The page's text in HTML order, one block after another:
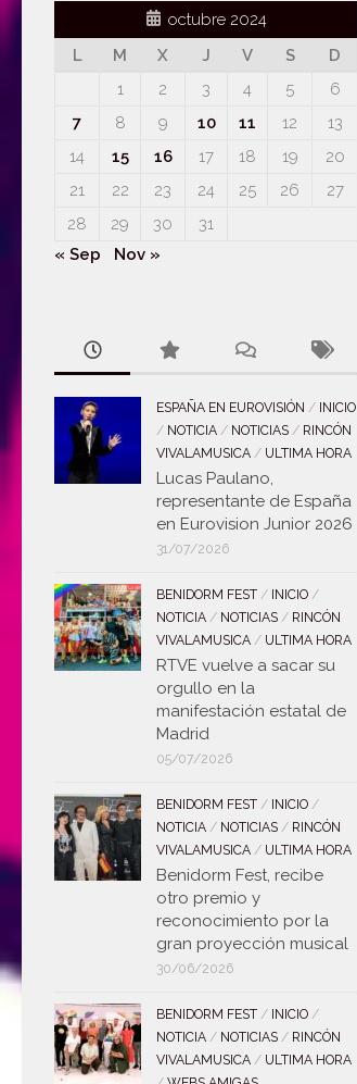
octubre 2024
L
M X J V S
D
1
2 3 4 5
6
7
8 9 10 11 12
13
14
15 16 17 18 19
20
21
22 23 24 25 26
27
28
29 30
31
« Sep
Nov »
ESPAÑA EN EUROVISIÓN / INICIO
/ NOTICIA / NOTICIAS / RINCÓN
VIVALAMUSICA / ULTIMA HORA
Lucas Paulano,
representante de España
en Eurovision Junior 2026
31/07/2026
BENIDORM FEST / INICIO /
NOTICIA / NOTICIAS / RINCÓN
VIVALAMUSICA / ULTIMA HORA
RTVE vuelve a sacar su
orgullo en la
manifestación estatal de
Madrid
05/07/2026
BENIDORM FEST / INICIO /
NOTICIA / NOTICIAS / RINCÓN
VIVALAMUSICA / ULTIMA HORA
Benidorm Fest, recibe
otro premio y
reconocimiento por la
gran proyección musical
30/06/2026
BENIDORM FEST / INICIO /
NOTICIA / NOTICIAS / RINCÓN
VIVALAMUSICA / ULTIMA HORA